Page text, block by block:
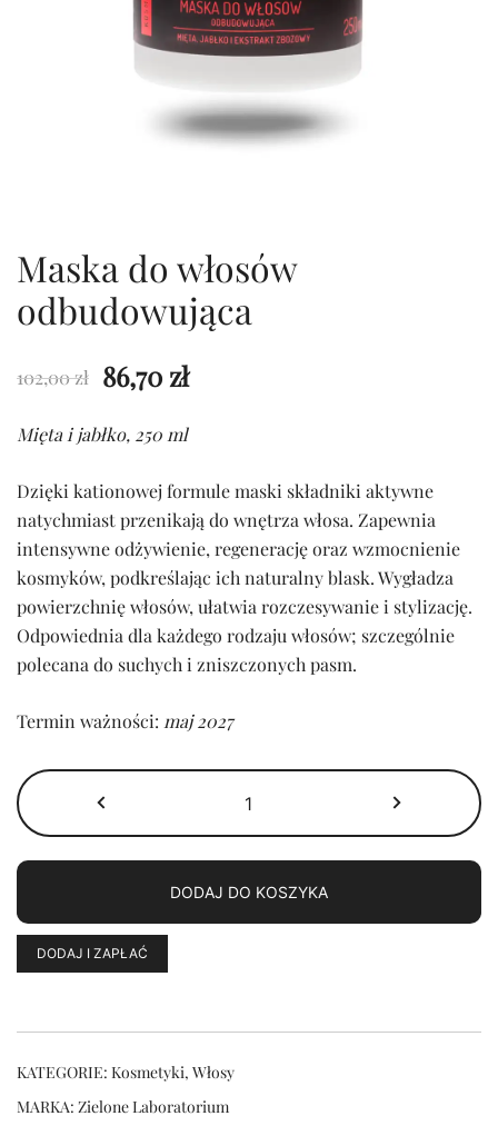
Maska do włosów
odbudowująca
102,00zł Pierwotna
cena
102,00 zł.
86,70 złAktualna
cena
86,70 zł.
Mięta i jabłko, 250 ml
Dzięki kationowej formule maski składniki aktywne
natychmiast przenikają do wnętrza włosa. Zapewnia
intensywne odżywienie, regenerację oraz wzmocnienie
kosmyków, podkreślając ich naturalny blask. Wygładza
powierzchnię włosów, ułatwia rozczesywanie i stylizację.
Odpowiednia dla każdego rodzaju włosów; szczególnie
polecana do suchych i zniszczonych pasm.
Termin ważności: maj 2027
Maska
do
odbudowująca
DODAJ DO KOSZYKA
DODAJ I ZAPŁAĆ
KATEGORIE: Kosmetyki, Włosy
MARKA: Zielone Laboratorium